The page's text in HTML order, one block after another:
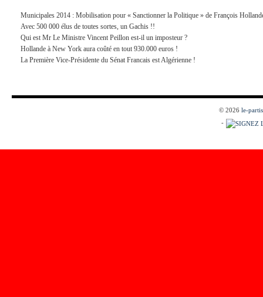
Municipales 2014 : Mobilisation pour « Sanctionner la Politique » de François
Avec 500 000 élus de toutes sortes, un Gachis !!
Qui est Mr Le Ministre Vincent Peillon est-il un imposteur ?
Hollande à New York aura coûté en tout 930.000 euros !
La Première Vice-Présidente du Sénat Francais est Algérienne !
© 2026 le-
-